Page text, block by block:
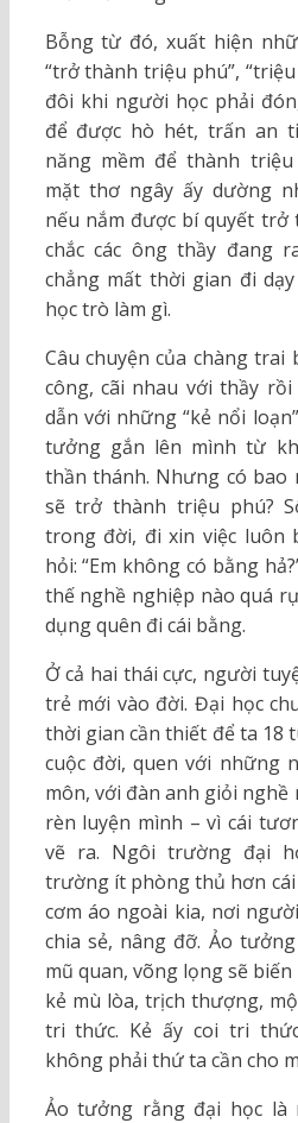
Bỗng từ đó, xuất hiện
“trở thành triệu phú”,
đôi khi người học phải
để được hò hét, trấn an
năng mềm để thành
mặt thơ ngây ấy dường
nếu nắm được bí quyết
chắc các ông thầy đang
chẳng mất thời gian đi
học trò làm gì.
Câu chuyện của chàng trai
công, cãi nhau với thầy
dẫn với những “kẻ nổi
tưởng gắn lên mình từ
thần thánh. Nhưng có bao
sẽ trở thành triệu phú?
trong đời, đi xin việc luôn
hỏi: “Em không có bằng
thế nghề nghiệp nào quá
dụng quên đi cái bằng.
Ở cả hai thái cực, người
trẻ mới vào đời. Đại học
thời gian cần thiết để ta 18
cuộc đời, quen với những
môn, với đàn anh giỏi
rèn luyện mình – vì cái
vẽ ra. Ngôi trường đại
trường ít phòng thủ hơn
cơm áo ngoài kia, nơi
chia sẻ, nâng đỡ. Ảo
mũ quan, võng lọng sẽ
kẻ mù lòa, trịch thượng,
tri thức. Kẻ ấy coi tri
không phải thứ ta cần cho
Ảo tưởng rằng đại học là